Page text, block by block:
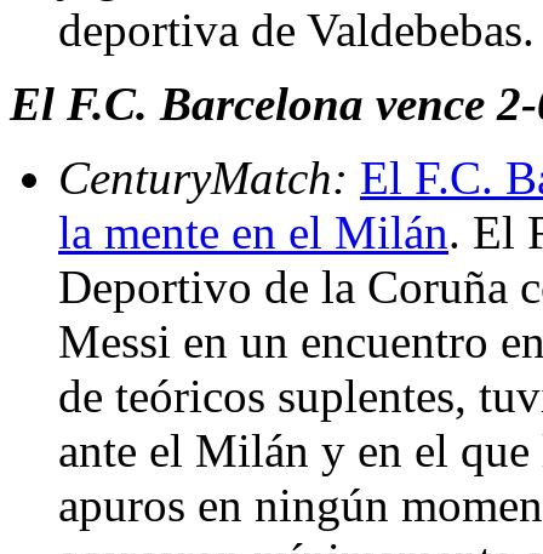
deportiva de
El F.C. Barcelona vence
CenturyMatch: El F.C.
la mente en el Milán. El
Deportivo de la Coruña
Messi en un encuentro
de teóricos suplentes,
ante el Milán y en el
apuros en ningún